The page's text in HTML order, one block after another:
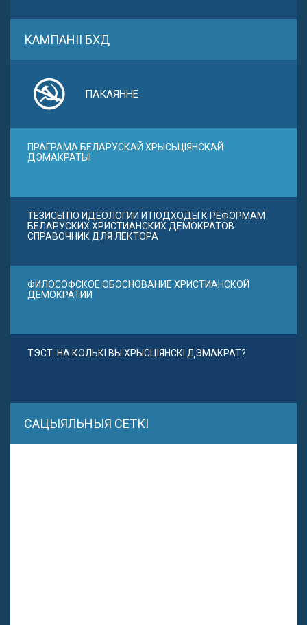
КАМПАНІІ БХД
ПАКАЯННЕ
ПРАГРАМА БЕЛАРУСКАЙ ХРЫСЬЦІЯНСКАЙ
ДЭМАКРАТЫІ
ТЕЗИСЫ ПО ИДЕОЛОГИИ И ПОДХОДЫ К РЕФОРМАМ
БЕЛАРУСКИХ ХРИСТИАНСКИХ ДЕМОКРАТОВ.
СПРАВОЧНИК ДЛЯ ЛЕКТОРА
ФИЛОСОФСКОЕ ОБОСНОВАНИЕ ХРИСТИАНСКОЙ
ДЕМОКРАТИИ
ТЭСТ. НА КОЛЬКІ ВЫ ХРЫСЦІЯНСКІ ДЭМАКРАТ?
САЦЫЯЛЬНЫЯ СЕТКІ